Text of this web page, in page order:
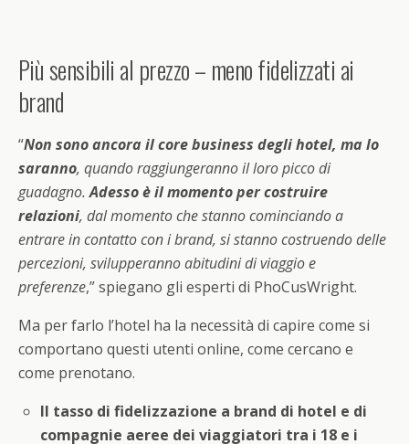
Più sensibili al prezzo – meno fidelizzati ai
brand
“Non sono ancora il core business degli hotel, ma lo
saranno, quando raggiungeranno il loro picco di
guadagno.Adesso è il momento per costruire
relazioni, dal momento che stanno cominciando a
entrare in contatto con i brand, si stanno costruendo delle
percezioni, svilupperanno abitudini di viaggio e
preferenze,” spiegano gli esperti di PhoCusWright.
Ma per farlo l’hotel ha la necessità di capire come si
comportano questi utenti online, come cercano e
come prenotano.
Il tasso di fidelizzazione a brand di hotel e di
compagnie aeree dei viaggiatori tra i 18 e i